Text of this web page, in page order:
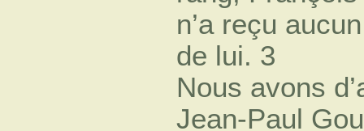
n’a reçu
de lui. 3
Nous avons
Jean-Paul